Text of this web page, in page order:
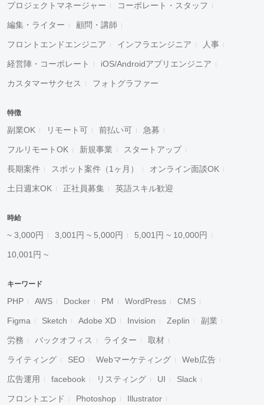
プロジェクトマネージャー コーポレート・スタッフ
編集・ライター 顧問・講師
フロントエンドエンジニア インフラエンジニア 人事
経営陣・コーポレート iOS/Androidアプリエンジニア
カスタマーサクセス フォトグラファー
特徴
副業OK リモート可 前払い可 急募
フルリモートOK 新規事業 スタートアップ
長期案件 スポット案件（1ヶ月） オンライン面談OK
土日週末OK 正社員募集 英語スキル歓迎
時給
~ 3,000円 3,001円 ~ 5,000円 5,001円 ~ 10,000円
10,001円 ~
キーワード
PHP AWS Docker PM WordPress CMS
Figma Sketch Adobe XD Invision Zeplin 副業
労務 バックオフィス ライター 取材
ライティング SEO Webマーケティング Web広告
広告運用 facebook リスティング UI Slack
フロントエンド Photoshop Illustrator